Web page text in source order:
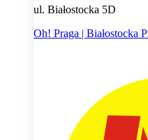
ul. Białostocka 5D
Oh! Praga | Białostocka